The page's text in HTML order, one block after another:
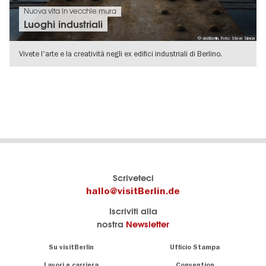
© visitBerlin, Foto: Steve Simon
Nuova vita in vecchie mura
Luoghi industriali
Vivete l'arte e la creatività negli ex edifici industriali di Berlino.
Scriveteci
hallo@visitBerlin.de
Iscriviti alla
nostra Newsletter
Su visitBerlin Ufficio Stampa